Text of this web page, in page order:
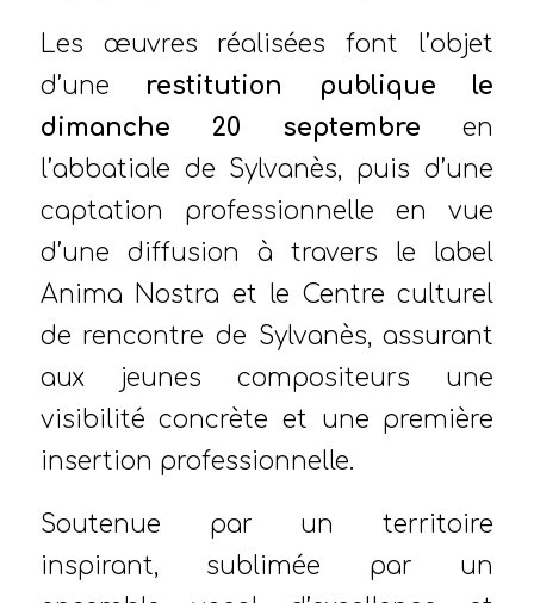
Les œuvres réalisées font l’objet
d’une restitution publique le
dimanche 20 septembre en
l’abbatiale de Sylvanès, puis d’une
captation professionnelle en vue
d’une diffusion à travers le label
Anima Nostra et le Centre culturel
de rencontre de Sylvanès, assurant
aux jeunes compositeurs une
visibilité concrète et une première
insertion professionnelle.
Soutenue par un territoire
inspirant, sublimée par un